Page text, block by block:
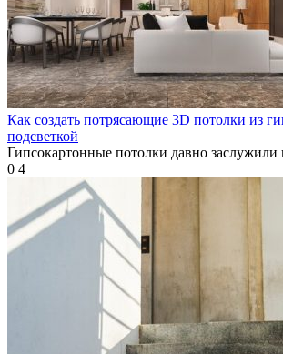
Как создать потрясающие 3D потолки из
подсветкой
Гипсокартонные потолки давно заслужили
0 4